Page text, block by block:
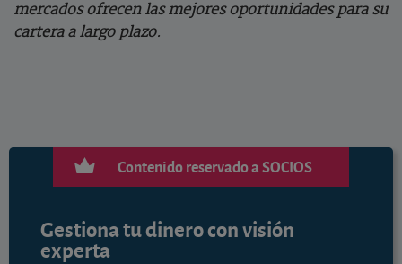
mercados ofrecen las mejores oportunidades para su
cartera a largo plazo.
Contenido reservado a SOCIOS
Gestiona tu dinero con visión
experta